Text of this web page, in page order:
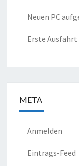
Neuen PC
Erste Ausfahrt
META
Anmelden
Eintrags-Feed